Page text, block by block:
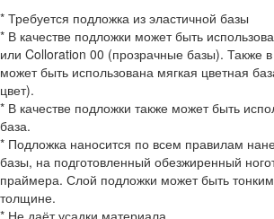
* Требуется подложка из эластичной базы
* В качестве подложки может быть
или Colloration 00 (прозрачные базы). Также в
может быть использована мягкая цветная
цвет).
* В качестве подложки также может быть
база.
* Подложка наносится по всем правилам
базы, на подготовленный обезжиренный
праймера. Слой подложки может быть
толщине.
* Не даёт усадки материала.